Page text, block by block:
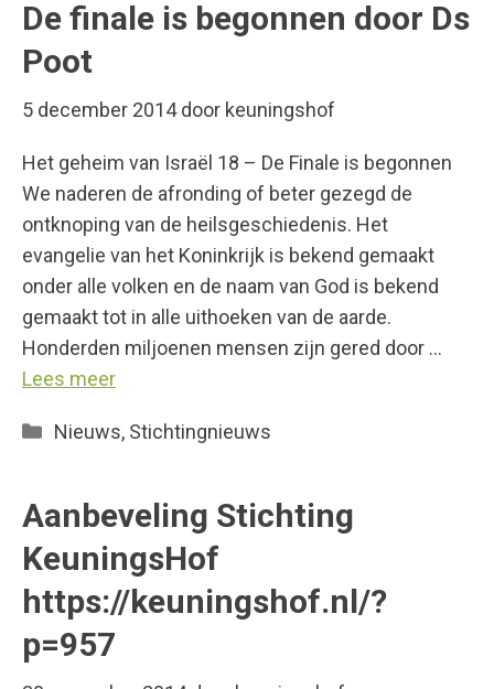
De finale is begonnen door Ds
Poot
5 december 2014 door keuningshof
Het geheim van Israël 18 – De Finale is begonnen
We naderen de afronding of beter gezegd de
ontknoping van de heilsgeschiedenis. Het
evangelie van het Koninkrijk is bekend gemaakt
onder alle volken en de naam van God is bekend
gemaakt tot in alle uithoeken van de aarde.
Honderden miljoenen mensen zijn gered door …
Lees meer
Categorieën
Nieuws, Stichtingnieuws
Aanbeveling Stichting
KeuningsHof
https://keuningshof.nl/?
p=957